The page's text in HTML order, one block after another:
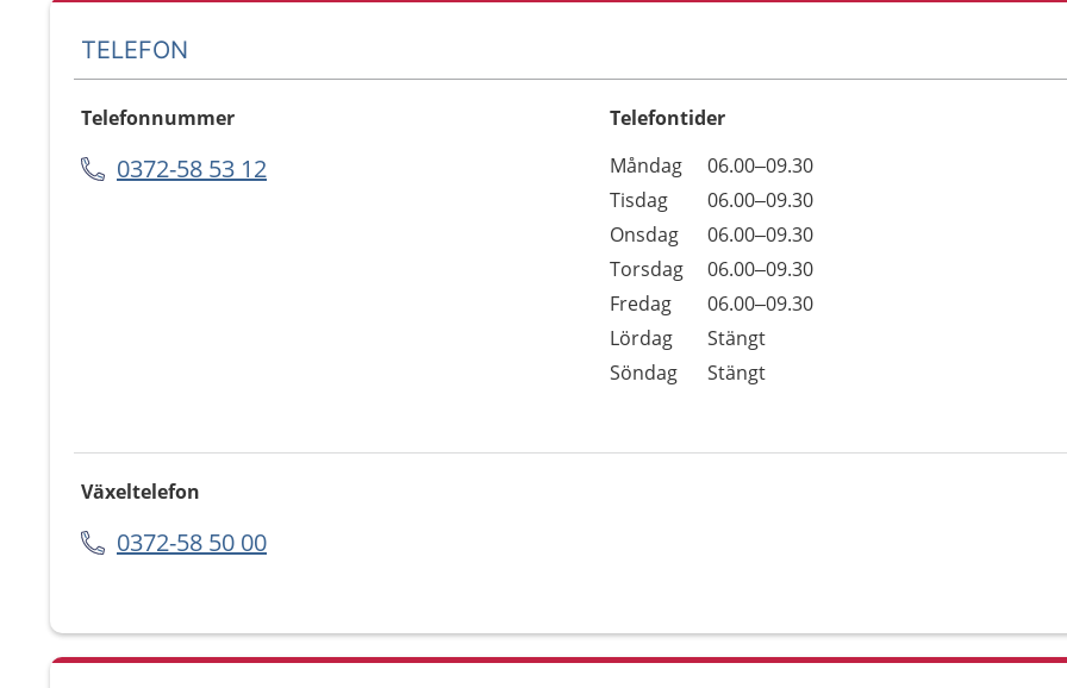
TELEFON
Telefonnummer
0372-58 53 12
Telefontider
Dag
Öppettider
Kommentarer
Måndag
06.00–09.30
Tisdag
06.00–09.30
Onsdag
06.00–09.30
Torsdag
06.00–09.30
Fredag
06.00–09.30
Lördag
Stängt
Söndag
Stängt
Växeltelefon
0372-58 50 00